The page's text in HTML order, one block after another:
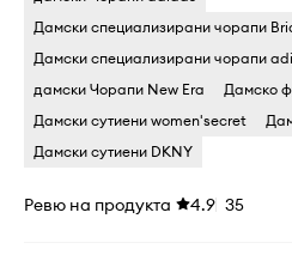
Дамски специализирани чорапи
Дамски специализирани чорапи
дамски Чорапи New Era
Дамско
Дамски сутиени women'secret
Дамски сутиени DKNY
Ревю на продукта 4.9 35